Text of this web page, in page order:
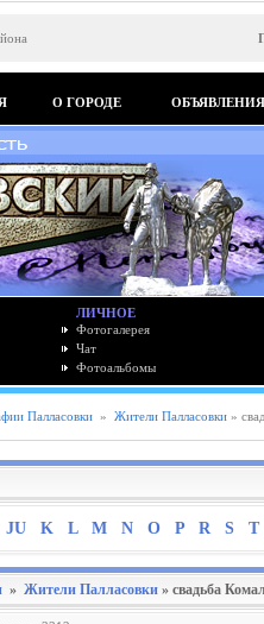
О ГОРОДЕ ОБЪЯВЛЕНИЯ
ЛИЧНОЕ
Фотогалерея
Чат
Фотоальбомы
Палласовки » Жители Палласовки »
JU K L M N O P R S T
» Жители Палласовки » свадьба